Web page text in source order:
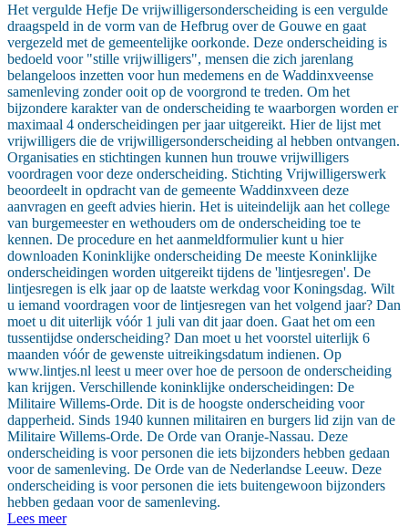
Het vergulde Hefje De vrijwilligersonderscheiding is een vergulde
draagspeld in de vorm van de Hefbrug over de Gouwe en gaat
vergezeld met de gemeentelijke oorkonde. Deze onderscheiding is
bedoeld voor "stille vrijwilligers", mensen die zich jarenlang
belangeloos inzetten voor hun medemens en de Waddinxveense
samenleving zonder ooit op de voorgrond te treden. Om het
bijzondere karakter van de onderscheiding te waarborgen worden er
maximaal 4 onderscheidingen per jaar uitgereikt. Hier de lijst met
vrijwilligers die de vrijwilligersonderscheiding al hebben ontvangen.
Organisaties en stichtingen kunnen hun trouwe vrijwilligers
voordragen voor deze onderscheiding. Stichting Vrijwilligerswerk
beoordeelt in opdracht van de gemeente Waddinxveen deze
aanvragen en geeft advies hierin. Het is uiteindelijk aan het college
van burgemeester en wethouders om de onderscheiding toe te
kennen. De procedure en het aanmeldformulier kunt u hier
downloaden Koninklijke onderscheiding De meeste Koninklijke
onderscheidingen worden uitgereikt tijdens de 'lintjesregen'. De
lintjesregen is elk jaar op de laatste werkdag voor Koningsdag. Wilt
u iemand voordragen voor de lintjesregen van het volgend jaar? Dan
moet u dit uiterlijk vóór 1 juli van dit jaar doen. Gaat het om een
tussentijdse onderscheiding? Dan moet u het voorstel uiterlijk 6
maanden vóór de gewenste uitreikingsdatum indienen. Op
www.lintjes.nl leest u meer over hoe de persoon de onderscheiding
kan krijgen. Verschillende koninklijke onderscheidingen: De
Militaire Willems-Orde. Dit is de hoogste onderscheiding voor
dapperheid. Sinds 1940 kunnen militairen en burgers lid zijn van de
Militaire Willems-Orde. De Orde van Oranje-Nassau. Deze
onderscheiding is voor personen die iets bijzonders hebben gedaan
voor de samenleving. De Orde van de Nederlandse Leeuw. Deze
onderscheiding is voor personen die iets buitengewoon bijzonders
hebben gedaan voor de samenleving.
Lees meer